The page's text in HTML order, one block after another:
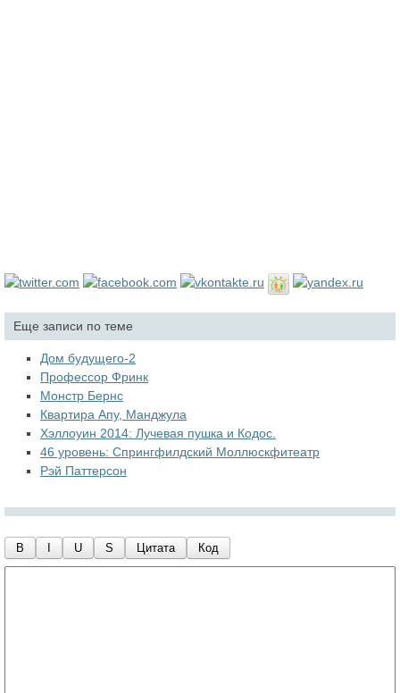
Еще записи по теме
Дом будущего-2
Профессор Фринк
Монстр Бернс
Квартира Апу, Манджула
Хэллоуин 2014: Лучевая пушка и Кодос.
46 уровень: Спрингфилдский Моллюскфитеатр
Рэй Паттерсон
B U S Цитата Код